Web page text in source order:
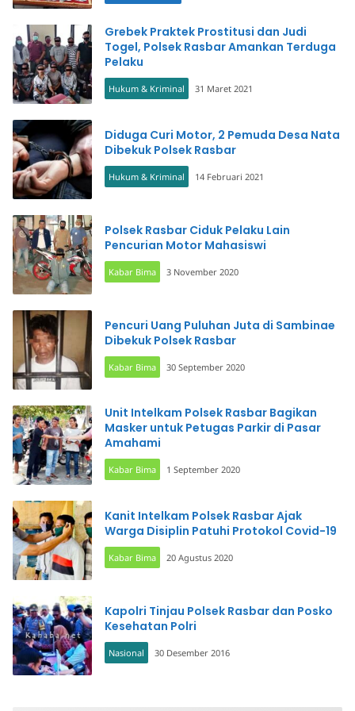
Grebek Praktek Prostitusi dan Judi
Togel, Polsek Rasbar Amankan Terduga
Pelaku
Hukum & Kriminal 31 Maret 2021
Diduga Curi Motor, 2 Pemuda Desa Nata
Dibekuk Polsek Rasbar
Hukum & Kriminal 14 Februari 2021
Polsek Rasbar Ciduk Pelaku Lain
Pencurian Motor Mahasiswi
Kabar Bima 3 November 2020
Pencuri Uang Puluhan Juta di Sambinae
Dibekuk Polsek Rasbar
Kabar Bima 30 September 2020
Unit Intelkam Polsek Rasbar Bagikan
Masker untuk Petugas Parkir di Pasar
Amahami
Kabar Bima 1 September 2020
Kanit Intelkam Polsek Rasbar Ajak
Warga Disiplin Patuhi Protokol Covid-19
Kabar Bima 20 Agustus 2020
Kapolri Tinjau Polsek Rasbar dan Posko
Kesehatan Polri
Nasional 30 Desember 2016